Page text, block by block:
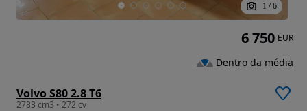
1 / 6
Volvo S80 2.8 T6
2783 cm3 • 272 cv
6 750 EUR
Dentro da média